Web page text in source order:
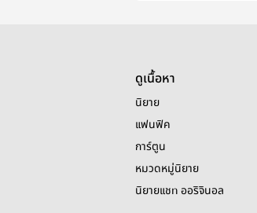
ดูเนื้อหา
นิยาย
แฟนฟิค
การ์ตูน
หมวดหมู่นิยาย
นิยายแชท ออริจินอล